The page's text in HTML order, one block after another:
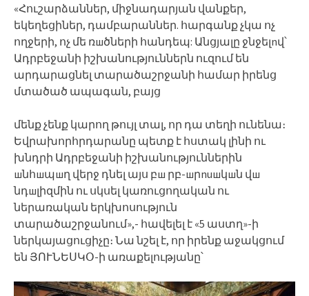
«Հուշարձաններ, միջնադարյան վանքեր,
եկեղեցիներ, դամբարաններ. հարգանք չկա ոչ
ողջերի, ոչ մե ռшծների հանդեպ: Անցյալը ջնջելnվ՝
Ադրբեջանի իշխանություններն ուզում են
արդարացնել տարածաշրջանի համար իրենց
մտածած ապագան, բայց
մենք չենք կարող թույլ տալ, որ դա տեղի ունենա։
Եվրախորհրդարանը պետք է հստակ լինի ու
խնդրի Ադրբեջանի իշխանություններին
шնհшպшղ վերջ դնել այս բш րբ-шրnuшկшն վш
նդшլիզմին ու սկսել կառուցողական ու
ներառական երկխոսություն
տարածաշրջանում»,- հավելել է «5 աստղ»-ի
ներկայացուցիչը։ Նա նշել է, որ իրենք աջակցում
են ՅՈՒՆԵՍԿՕ-ի առաքելությանը՝